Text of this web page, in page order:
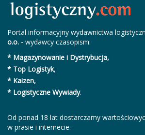
Portal informacyjny wydawnictwa
o.o. - wydawcy czasopism:
* Magazynowanie i Dystrybucja,
* Top Logistyk,
* Kaizen,
* Logistyczne Wywiady.
Od ponad 18 lat dostarczamy
w prasie i internecie.